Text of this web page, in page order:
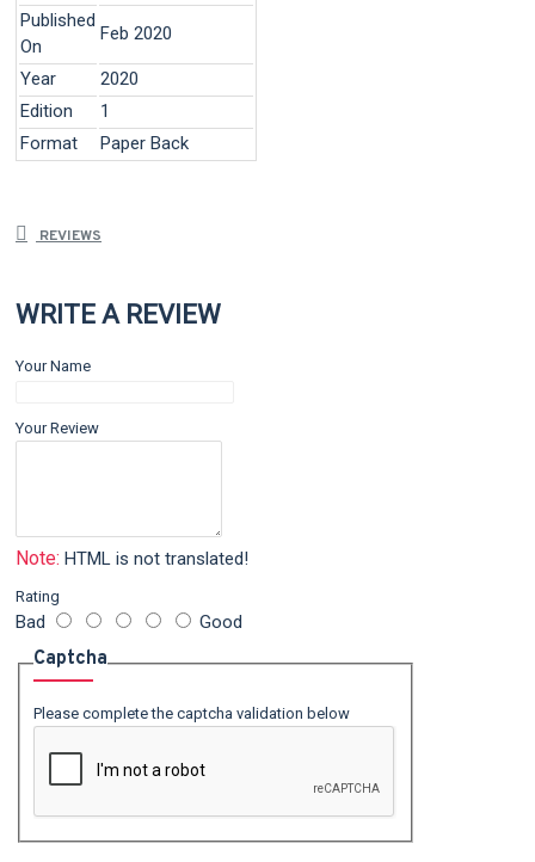
Published
On
Feb 2020
Year
2020
Edition
1
Format
Paper Back
REVIEWS
WRITE A REVIEW
Your Name
Your Review
Note: HTML is not translated!
Rating
Bad Good
Captcha
Please complete the captcha validation below